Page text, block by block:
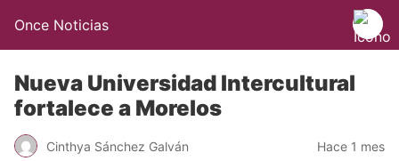
Once Noticias
Nueva Universidad Intercultural
fortalece a Morelos
Cinthya Sánchez Galván Hace 1 mes